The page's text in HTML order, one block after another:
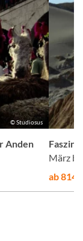
© Studiosus
Anden
März
ab